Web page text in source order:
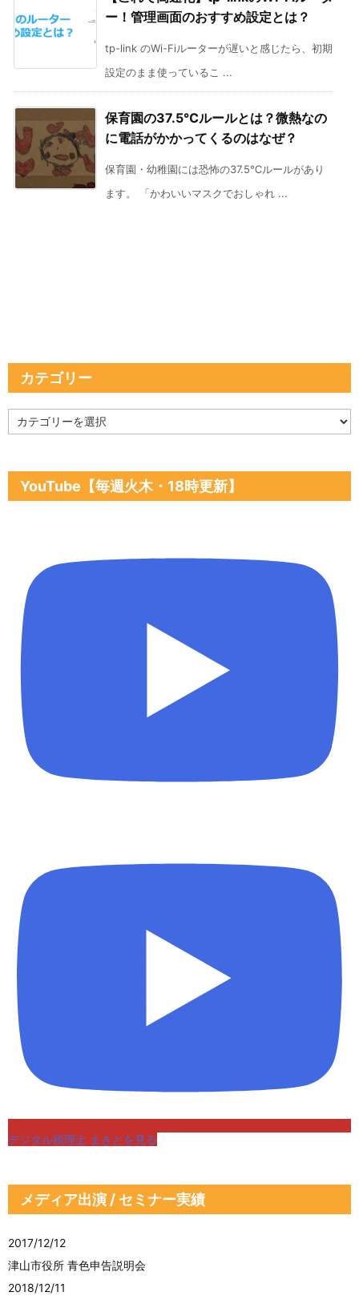
ー！管理画面のおすすめ設定とは？
tp-link のWi-Fiルーターが遅いと感じたら、初期
設定のまま使っているこ ...
保育園の37.5℃ルールとは？微熱なの
に電話がかかってくるのはなぜ？
保育園・幼稚園には恐怖の37.5℃ルールがあり
ます。 「かわいいマスクでおしゃれ ...
カテゴリー
テ
ー
YouTube【毎週火木・18時更新】
デジタル税理士 まきとを見る
メディア出演 / セミナー実績
2017/12/12
津山市役所 青色申告説明会
2018/12/11